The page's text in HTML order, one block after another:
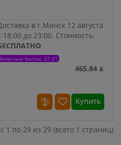
в г.Минск 12 августа
18:00 до 23:00. Стоимость:
Бонусные баллы: 27.21
465.84 ƃ
Купить
1 по 29 из 29 (всего 1 страниц)